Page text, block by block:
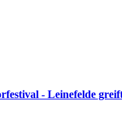
- Leinefelde